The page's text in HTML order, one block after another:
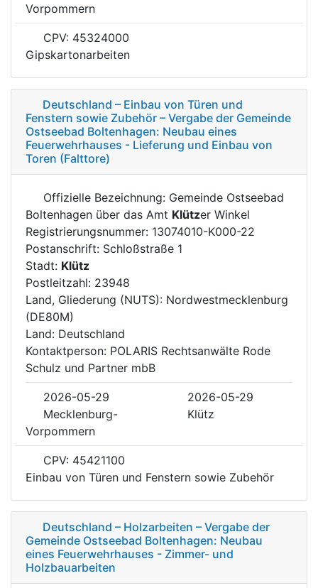
Vorpommern
CPV: 45324000
Gipskartonarbeiten
Deutschland – Einbau von Türen und
Fenstern sowie Zubehör – Vergabe der Gemeinde
Ostseebad Boltenhagen: Neubau eines
Feuerwehrhauses - Lieferung und Einbau von
Toren (Falttore)
Offizielle Bezeichnung: Gemeinde Ostseebad
Boltenhagen über das Amt Klützer Winkel
Registrierungsnummer: 13074010-K000-22
Postanschrift: Schloßstraße 1
Stadt: Klütz
Postleitzahl: 23948
Land, Gliederung (NUTS): Nordwestmecklenburg
(DE80M)
Land: Deutschland
Kontaktperson: POLARIS Rechtsanwälte Rode
Schulz und Partner mbB
2026-05-29
2026-05-29
Mecklenburg-
Vorpommern
Klütz
CPV: 45421100
Einbau von Türen und Fenstern sowie Zubehör
Deutschland – Holzarbeiten – Vergabe der
Gemeinde Ostseebad Boltenhagen: Neubau
eines Feuerwehrhauses - Zimmer- und
Holzbauarbeiten